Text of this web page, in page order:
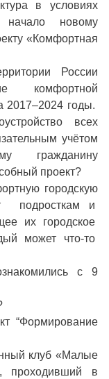
в условиях
начало новому
«Комфортная
России
комфортной
2017–2024 годы.
всех
учётом
гражданину
проект?
городскую
подросткам и
их городское
может что-то
с 9
“Формирование
клуб «Малые
проходивший в